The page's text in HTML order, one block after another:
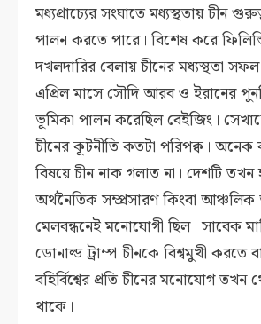
মধ্যপ্রাচ্যের সংঘাতে মধ্যস্থতায় চীন
পালন করতে পারে। বিশেষ করে
দখলদারির বেলায় চীনের মধ্যস্থতা
এপ্রিল মাসে সৌদি আরব ও ইরানের
ভূমিকা পালন করেছিল বেইজিং।
চীনের কূটনীতি কতটা পরিপক্ব। অনেক
বিষয়ে চীন নাক গলাত না। দেশটি
অর্থনৈতিক সম্প্রসারণ কিংবা
মেলবন্ধনেই মনোযোগী ছিল। সাবেক
ডোনাল্ড ট্রাম্প চীনকে বিশ্বমুখী করতে
বহির্বিশ্বের প্রতি চীনের মনোযোগ
থাকে।